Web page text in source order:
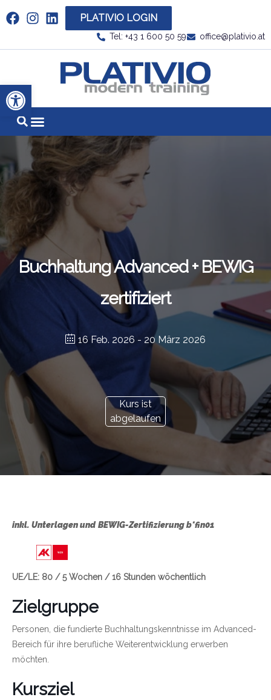
Werkzeugleiste öffnen
Link zu https://www.linkedin.com/company/
PLATIVIO LOGIN
Tel: +43 1 600 50 59 office@plativio.at
Link zu
Buchhaltung Advanced + BEWIG
zertifiziert
16 Feb. 2026 - 20 März 2026
Kurs ist
abgelaufen
inkl. Unterlagen und BEWIG-Zertifizierung b*fin01
UE/LE: 80 / 5 Wochen / 16 Stunden wöchentlich
Zielgruppe
Personen, die fundierte Buchhaltungskenntnisse im Advanced-
Bereich für ihre berufliche Weiterentwicklung erwerben
möchten.
Kursziel